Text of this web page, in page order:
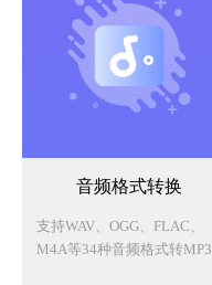
音频格式转换
支持WAV、OGG、FLAC、
M4A等34种音频格式转MP3